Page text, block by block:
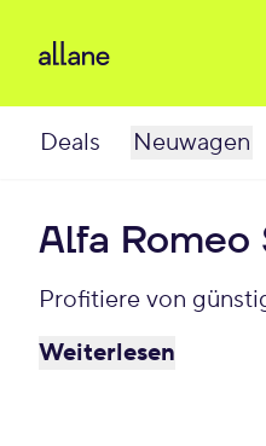
Deals Neuwagen
Alfa Romeo
Profitiere von
Weiterlesen